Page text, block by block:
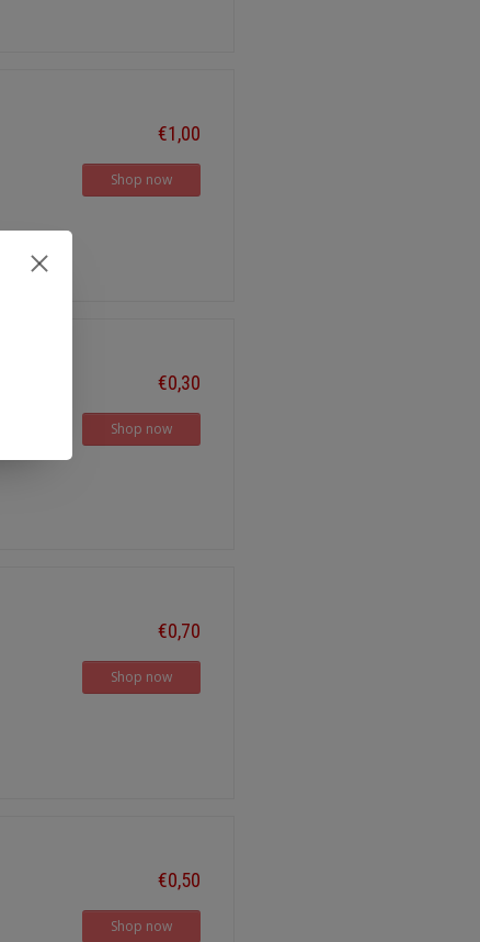
€1,00
Shop now
€0,30
Shop now
€0,70
Shop now
€0,50
Shop now